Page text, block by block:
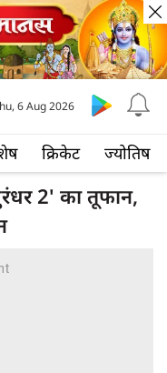
क्रिकेट ज्योतिष
6 Aug 2026
2' का तूफान,